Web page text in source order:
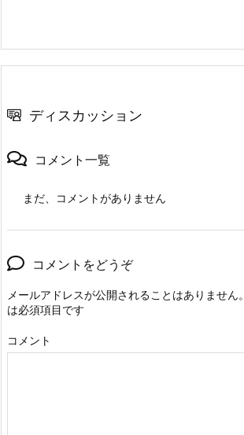
ディスカッション
コメント一覧
まだ、コメントがありません
コメントをどうぞ
メールアドレスが公開されることはありません。
は必須項目です
コメント